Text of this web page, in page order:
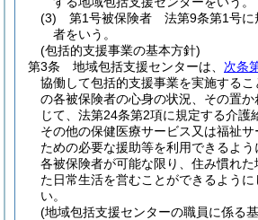
(3)
第1号被保険者 法第9条第1号に
者をいう。
(包括的支援事業の基本方針)
第3条
地域包括支援センターは、 次条
協働して包括的支援事業を実施する
の各被保険者の心身の状況、その置
じて、法第24条第2項に規定する介護
その他の保健医療サービス又は福祉
ための必要な援助等を利用できるよ
各被保険者が可能な限り、住み慣れ
た日常生活を営むことができるよう
い。
(地域包括支援センターの職員に係る